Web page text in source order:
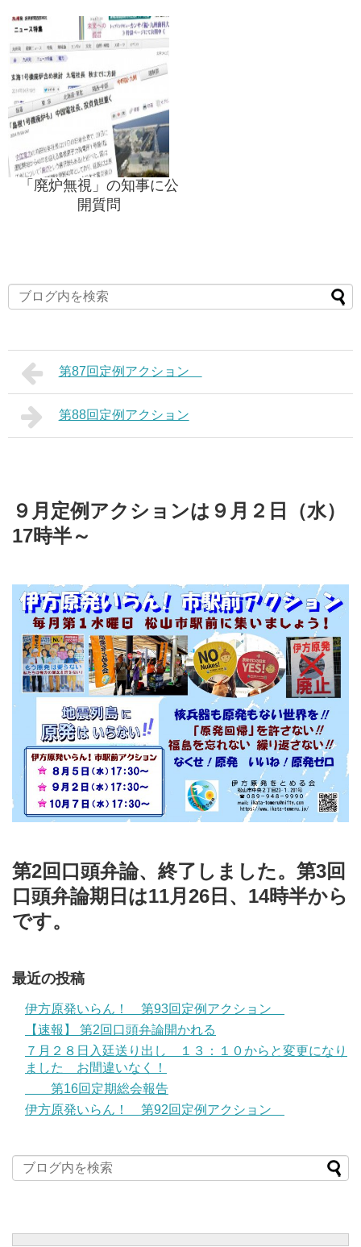
「廃炉無視」の知事に公
開質問
第87回定例アクション
第88回定例アクション
９月定例アクションは９月２日（水）
17時半～
第2回口頭弁論、終了しました。第3回
口頭弁論期日は11月26日、14時半から
です。
最近の投稿
伊方原発いらん！ 第93回定例アクション
【速報】 第2回口頭弁論開かれる
７月２８日入廷送り出し １３：１０からと変更になり
ました お間違いなく！
第16回定期総会報告
伊方原発いらん！ 第92回定例アクション